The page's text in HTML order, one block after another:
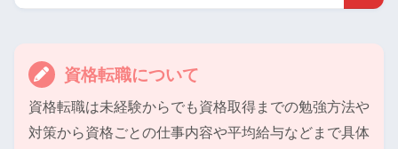
資格転職について
資格転職は未経験からでも資格取得までの勉強方法や
対策から資格ごとの仕事内容や平均給与などまで具体